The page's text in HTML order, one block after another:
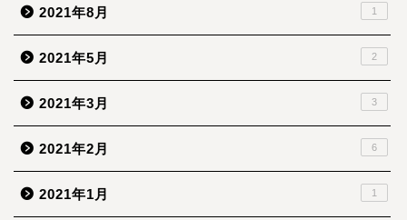
2021年8月 1
2021年5月 2
2021年3月 3
2021年2月 6
2021年1月 1